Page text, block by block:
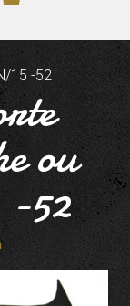
15 -52
ou
52